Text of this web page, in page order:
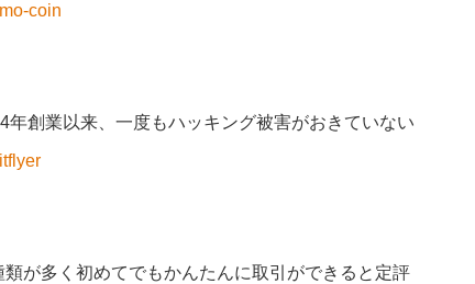
coin
年創業以来、一度もハッキング被害がおきていない
が多く初めてでもかんたんに取引ができると定評